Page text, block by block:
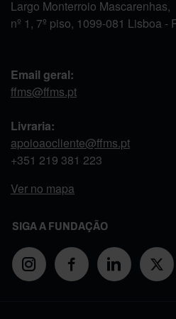
Largo Monterroio Mascarenhas,
nº 1, 7º piso, 1099-081 Lisboa -
Email geral:
ffms@ffms.pt
Livraria:
apoioaocliente@ffms.pt
+351 219 381 223
Ver no mapa
SIGA A FUNDAÇÃO